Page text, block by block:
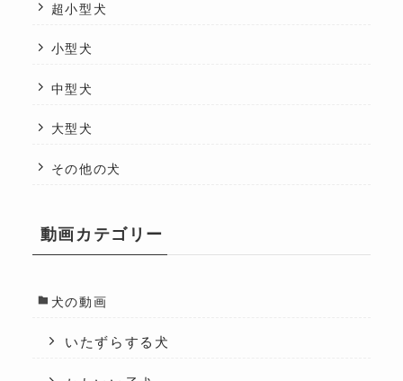
超小型犬
小型犬
中型犬
大型犬
その他の犬
動画カテゴリー
犬の動画
いたずらする犬